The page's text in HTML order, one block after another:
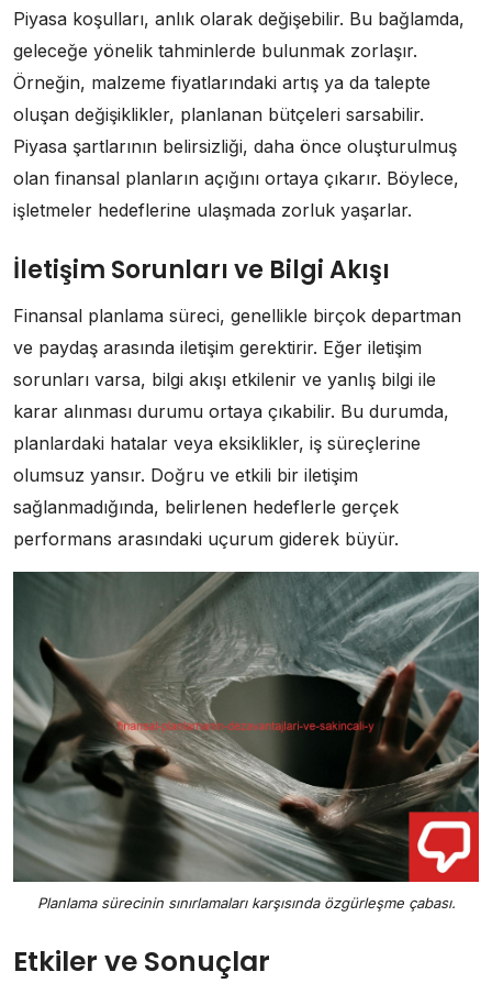
Piyasa koşulları, anlık olarak değişebilir. Bu bağlamda,
geleceğe yönelik tahminlerde bulunmak zorlaşır.
Örneğin, malzeme fiyatlarındaki artış ya da talepte
oluşan değişiklikler, planlanan bütçeleri sarsabilir.
Piyasa şartlarının belirsizliği, daha önce oluşturulmuş
olan finansal planların açığını ortaya çıkarır. Böylece,
işletmeler hedeflerine ulaşmada zorluk yaşarlar.
İletişim Sorunları ve Bilgi Akışı
Finansal planlama süreci, genellikle birçok departman
ve paydaş arasında iletişim gerektirir. Eğer iletişim
sorunları varsa, bilgi akışı etkilenir ve yanlış bilgi ile
karar alınması durumu ortaya çıkabilir. Bu durumda,
planlardaki hatalar veya eksiklikler, iş süreçlerine
olumsuz yansır. Doğru ve etkili bir iletişim
sağlanmadığında, belirlenen hedeflerle gerçek
performans arasındaki uçurum giderek büyür.
Planlama sürecinin sınırlamaları karşısında özgürleşme çabası.
Etkiler ve Sonuçlar